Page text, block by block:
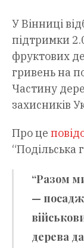
У Вінниці
підтримки
фруктових
гривень на
Частину
захисників
Про це
“Подільська
“Разом
—
дерева